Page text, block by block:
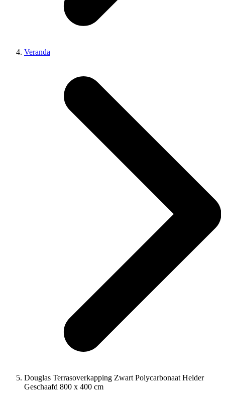
Veranda
Douglas Terrasoverkapping Zwart Polycarbonaat Helder
Geschaafd 800 x 400 cm